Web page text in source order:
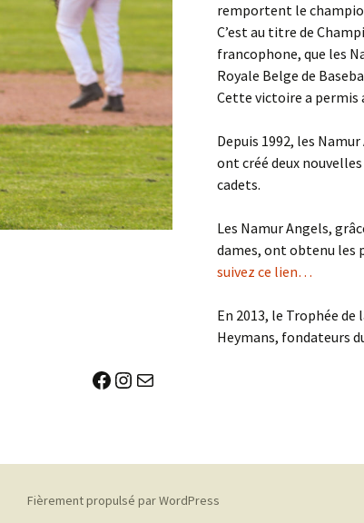
remportent le
C’est au titre de
francophone, que les
Royale Belge de
Cette victoire a permis
Depuis 1992, les
ont créé deux
cadets.
Les Namur Angels,
dames, ont obtenu les
suivez ce lien…
En 2013, le Trophée de
Heymans, fondateurs
Facebook
Instagram
E-mail
Fièrement propulsé par WordPress